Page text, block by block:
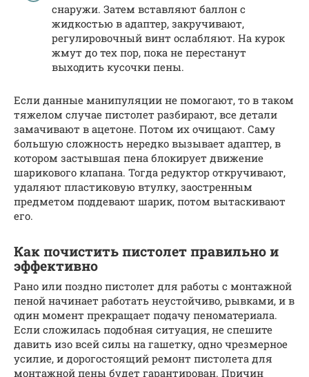
снаружи. Затем вставляют баллон с
жидкостью в адаптер, закручивают,
регулировочный винт ослабляют. На курок
жмут до тех пор, пока не перестанут
выходить кусочки пены.
Если данные манипуляции не помогают, то в таком
тяжелом случае пистолет разбирают, все детали
замачивают в ацетоне. Потом их очищают. Саму
большую сложность нередко вызывает адаптер, в
котором застывшая пена блокирует движение
шарикового клапана. Тогда редуктор откручивают,
удаляют пластиковую втулку, заостренным
предметом поддевают шарик, потом вытаскивают
его.
Как почистить пистолет правильно и
эффективно
Рано или поздно пистолет для работы с монтажной
пеной начинает работать неустойчиво, рывками, и в
один момент прекращает подачу пеноматериала.
Если сложилась подобная ситуация, не спешите
давить изо всей силы на гашетку, одно чрезмерное
усилие, и дорогостоящий ремонт пистолета для
монтажной пены будет гарантирован. Причин